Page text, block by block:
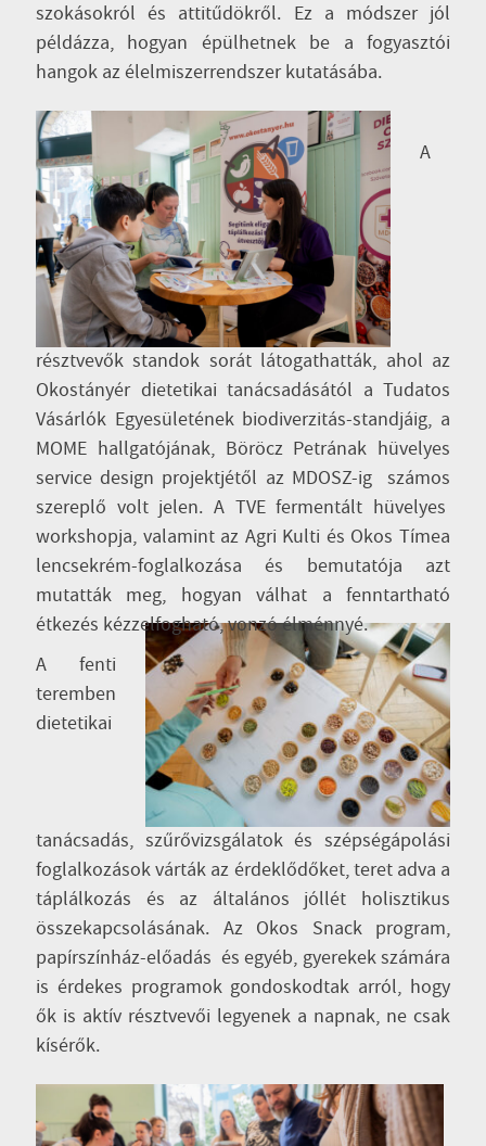
szokásokról és attitűdökről. Ez a módszer jól
példázza, hogyan épülhetnek be a fogyasztói
hangok az élelmiszerrendszer kutatásába.
A
résztvevők standok sorát látogathatták, ahol az
Okostányér dietetikai tanácsadásától a Tudatos
Vásárlók Egyesületének biodiverzitás-standjáig, a
MOME hallgatójának, Böröcz Petrának hüvelyes
service design projektjétől az MDOSZ-ig számos
szereplő volt jelen. A TVE fermentált hüvelyes
workshopja, valamint az Agri Kulti és Okos Tímea
lencsekrém-foglalkozása és bemutatója azt
mutatták meg, hogyan válhat a fenntartható
étkezés kézzelfogható, vonzó élménnyé.
A fenti
teremben
dietetikai
tanácsadás, szűrővizsgálatok és szépségápolási
foglalkozások várták az érdeklődőket, teret adva a
táplálkozás és az általános jóllét holisztikus
összekapcsolásának. Az Okos Snack program,
papírszínház-előadás és egyéb, gyerekek számára
is érdekes programok gondoskodtak arról, hogy
ők is aktív résztvevői legyenek a napnak, ne csak
kísérők.